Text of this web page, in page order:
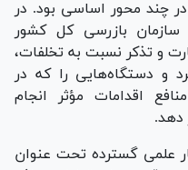
چند محور اساسی بود. در
بازرسی کل کشور
و تذکر نسبت به تخلفات،
و دستگاه‌هایی را که در
اقدامات مؤثر انجام
دهد.
علمی گسترده تحت عنوان